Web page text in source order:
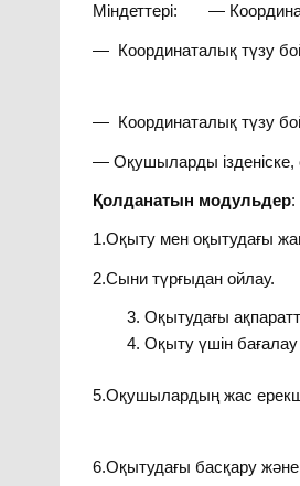
Міндеттері: —
— Координаталық түзу
— Координаталық түзу
— Оқушыларды ізденіске,
Қолданатын модульдер:
1.Оқыту мен оқытудағы
2.Сыни түрғыдан ойлау.
Оқытудағы
Оқыту үшін
5.Оқушылардың жас
6.Оқытудағы басқару